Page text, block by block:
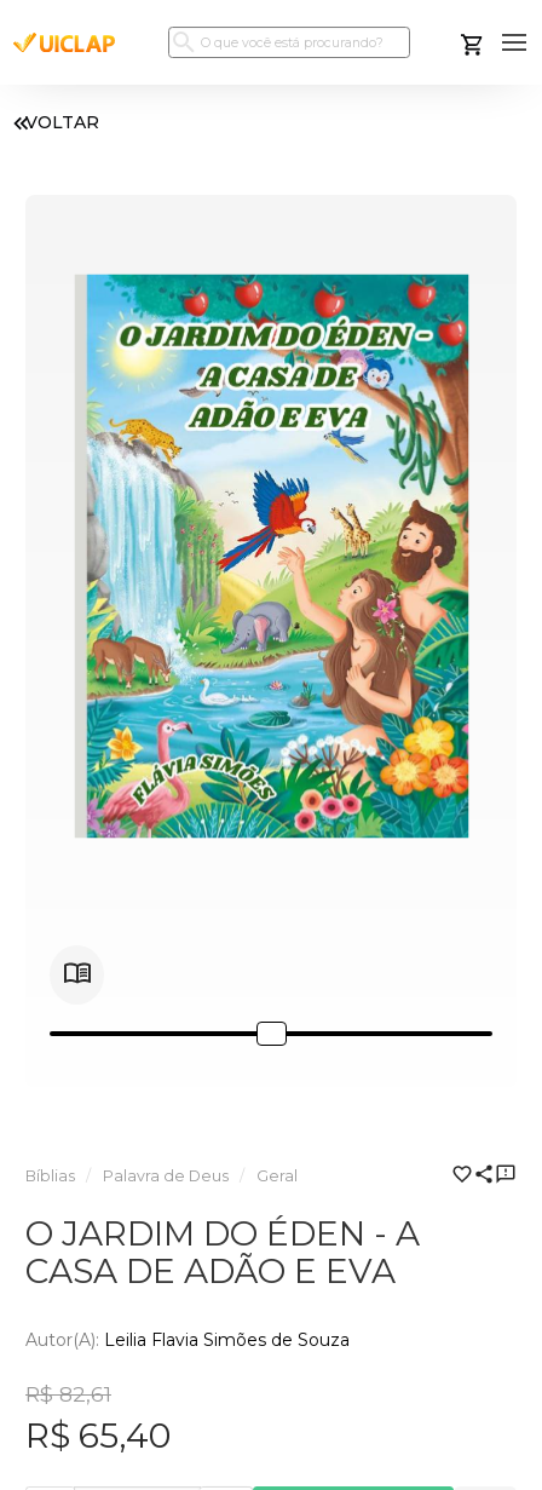
VOLTAR
Bíblias Palavra de Deus Geral
O JARDIM DO ÉDEN - A
CASA DE ADÃO E EVA
Autor(a): Leilia Flavia Simões de Souza
R$ 82,61
R$ 65,40